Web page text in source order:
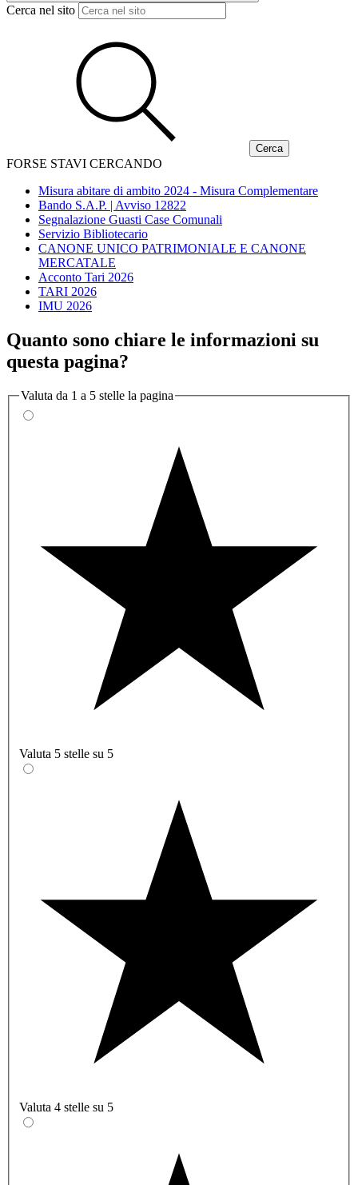
Cerca nel sito
FORSE STAVI CERCANDO
Misura abitare di ambito 2024 - Misura Complementare
Bando S.A.P. | Avviso 12822
Segnalazione Guasti Case Comunali
Servizio Bibliotecario
CANONE UNICO PATRIMONIALE E CANONE
MERCATALE
Acconto Tari 2026
TARI 2026
IMU 2026
Quanto sono chiare le informazioni su
questa pagina?
Valuta da 1 a 5 stelle la pagina
Valuta 5 stelle su 5
Valuta 4 stelle su 5